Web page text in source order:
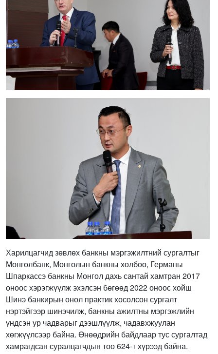
Харилцагчид зөвлөх банкны мэргэжилтний сургалтыг
Монголбанк, Монголын банкны холбоо, Германы
Шпаркассэ банкны Монгол дахь сантай хамтран 2017
оноос хэрэгжүүлж эхэлсэн бөгөөд 2022 оноос хойш
Шинэ банкирын онол практик хосолсон сургалт
нэртэйгээр шинэчилж, банкны ажилтны мэргэжлийн
үндсэн ур чадварыг дээшлүүлж, чадавхжуулан
хөгжүүлсээр байна. Өнөөдрийн байдлаар тус сургалтад
хамрагдсан суралцагчдын тоо 624-т хүрээд байна.